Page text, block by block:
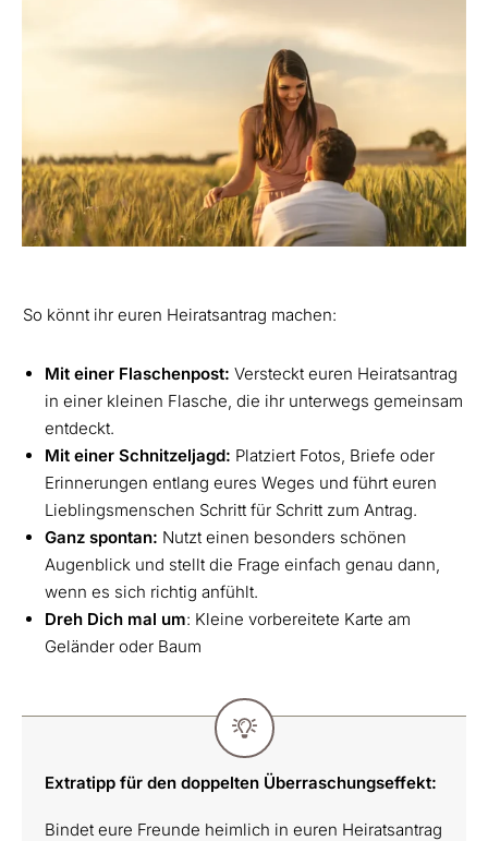
So könnt ihr euren Heiratsantrag machen:
Mit einer Flaschenpost: Versteckt euren Heiratsantrag
in einer kleinen Flasche, die ihr unterwegs gemeinsam
entdeckt.
Mit einer Schnitzeljagd: Platziert Fotos, Briefe oder
Erinnerungen entlang eures Weges und führt euren
Lieblingsmenschen Schritt für Schritt zum Antrag.
Ganz spontan: Nutzt einen besonders schönen
Augenblick und stellt die Frage einfach genau dann,
wenn es sich richtig anfühlt.
Dreh Dich mal um: Kleine vorbereitete Karte am
Geländer oder Baum
Extratipp für den doppelten Überraschungseffekt:
Bindet eure Freunde heimlich in euren Heiratsantrag